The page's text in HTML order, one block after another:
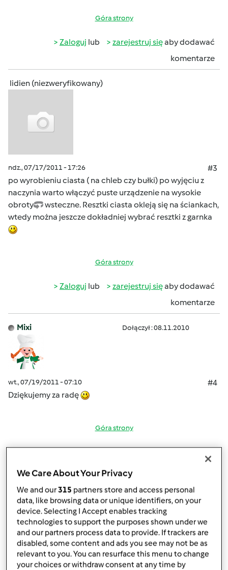
Góra strony
Zaloguj lub zarejestruj sięaby dodawać
komentarze
lidien (niezweryfikowany)
ndz., 07/17/2011 - 17:26
#3
po wyrobieniu ciasta ( na chleb czy bułki) po wyjęciu z
naczynia warto włączyć puste urządzenie na wysokie
obroty
wsteczne. Resztki ciasta okleją się na ściankach,
wtedy można jeszcze dokładniej wybrać resztki z garnka
Góra strony
Zaloguj lub zarejestruj sięaby dodawać
komentarze
Mixi Dołączył : 08.11.2010
wt., 07/19/2011 - 07:10
#4
Dziękujemy za radę
Góra strony
gabi49 Dołączył : 29.04.2011
We Care About Your Privacy
We and our315 partners store and access personal
data, like browsing data or unique identifiers, on your
device. Selecting I Accept enables tracking
technologies to support the purposes shown under we
and our partners process data to provide. If trackers are
disabled, some content and ads you see may not be as
relevant to you. You can resurface this menu to change
your choices or withdraw consent at any time by